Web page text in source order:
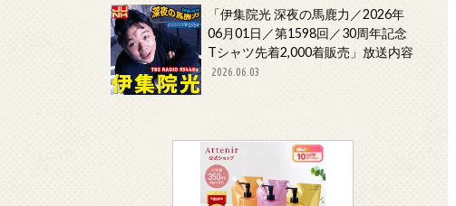
「伊集院光 深夜の馬鹿力／2026年
06月01日／第1598回／30周年記念
Tシャツ先着2,000着販売」放送内容
2026.06.03